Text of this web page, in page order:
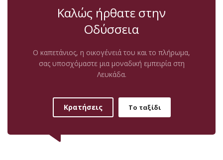
Καλώς ήρθατε στην
Οδύσσεια
Ο καπετάνιος, η οικογένειά του και το πλήρωμα,
σας υποσχόμαστε μια μοναδική εμπειρία στη
Λευκάδα.
Κρατήσεις Το ταξίδι